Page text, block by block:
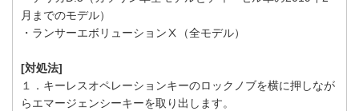
月までのモデル）
・ランサーエボリューションⅩ（全モデル）
[対処法]
１．キーレスオペレーションキーのロックノブを横に押しなが
らエマージェンシーキーを取り出します。